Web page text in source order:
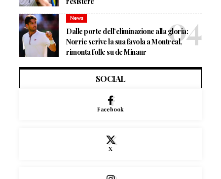
News
Dalle porte dell’eliminazione alla gloria:
Norrie scrive la sua favola a Montreal,
rimonta folle su de Minaur
SOCIAL
Facebook
X